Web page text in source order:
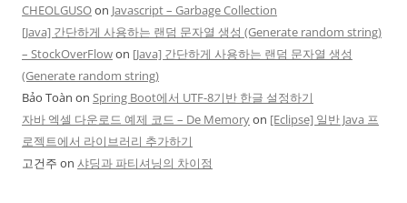
CHEOLGUSOon Javascript – Garbage Collection
[Java] 간단하게 사용하는 랜덤 문자열 생성 (Generate random string)
– StockOverFlowon [Java] 간단하게 사용하는 랜덤 문자열 생성
(Generate random string)
Bảo Toàn on Spring Boot에서 UTF-8기반 한글 설정하기
자바 엑셀 다운로드 예제 코드 – De Memoryon [Eclipse] 일반 Java 프
로젝트에서 라이브러리 추가하기
고건주 on 샤딩과 파티셔닝의 차이점